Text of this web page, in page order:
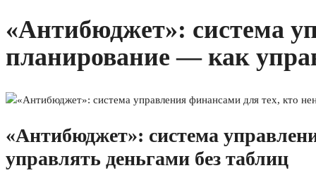
«Антибюджет»: система
планирование — как
«Антибюджет»: система
управлять деньгами без таблиц